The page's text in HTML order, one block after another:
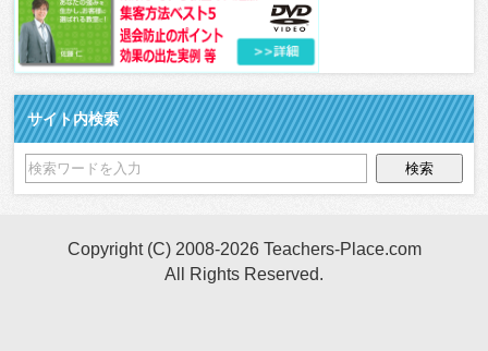
サイト内検索
Copyright (C) 2008-2026 Teachers-Place.com
All Rights Reserved.